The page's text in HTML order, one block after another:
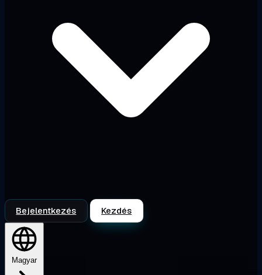
Bejelentkezés Kezdés
Magyar